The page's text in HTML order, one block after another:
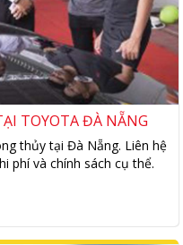
TOYOTA ĐÀ NẴNG
thủy tại Đà Nẵng. Liên hệ
phí và chính sách cụ thể.